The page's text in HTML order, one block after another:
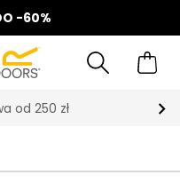
-60%
Newslettera*